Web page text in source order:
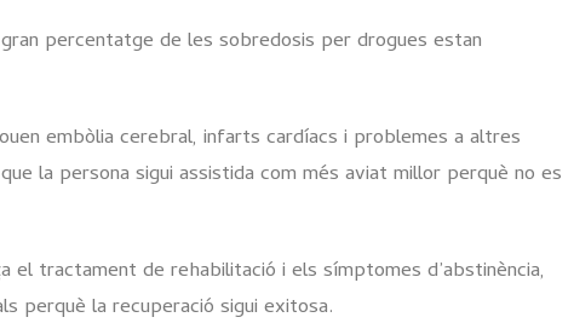
percentatge de les sobredosis per drogues estan
embòlia cerebral, infarts cardíacs i problemes a altres
la persona sigui assistida com més aviat millor perquè no es
el tractament de rehabilitació i els símptomes d’abstinència,
perquè la recuperació sigui exitosa.